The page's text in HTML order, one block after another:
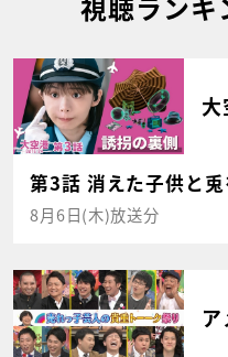
第3話 消えた子供と兎
8月6日(木)放送分